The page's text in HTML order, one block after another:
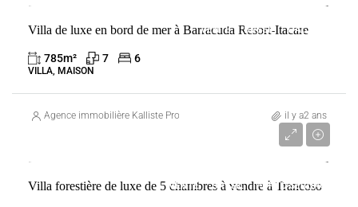
VENTE BRÉSIL ITACARÉ
Villa de luxe en bord de mer à Barracuda Resort-Itacare
785m² 7 6
VILLA, MAISON
Agence immobilière Kalliste Properties il y a2 ans
VENTE BRÉSIL PORTO SEGURO
Villa forestière de luxe de 5 chambres à vendre à Trancoso